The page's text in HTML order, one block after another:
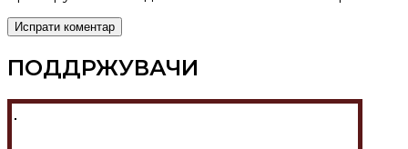
ПОДДРЖУВАЧИ